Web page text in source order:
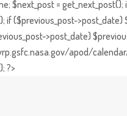
= get_next_post();
($previous_post->post_date)
>post_date)
apod/
?>